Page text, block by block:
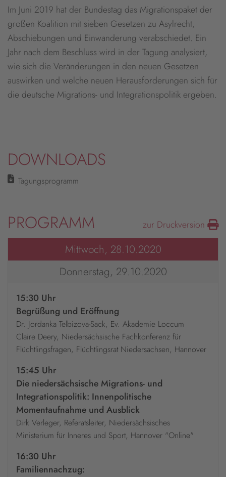
Im Juni 2019 hat der Bundestag das Migrationspaket der
großen Koalition mit sieben Gesetzen zu Asylrecht,
Abschiebungen und Einwanderung verabschiedet. Ein
Jahr nach dem Beschluss wird in der Tagung analysiert,
wie sich die Veränderungen in den neuen Gesetzen
auswirken und welche neuen Herausforderungen sich für
die deutsche Migrations- und Integrationspolitik ergeben.
DOWNLOADS
Tagungsprogramm
PROGRAMM zur Druckversion
Mittwoch, 28.10.2020
Donnerstag, 29.10.2020
15:30 Uhr
Begrüßung und Eröffnung
Dr. Jordanka Telbizova-Sack, Ev. Akademie Loccum
Claire Deery, Niedersächsische Fachkonferenz für
Flüchtlingsfragen, Flüchtlingsrat Niedersachsen, Hannover
15:45 Uhr
Die niedersächsische Migrations- und
Integrationspolitik: Innenpolitische
Momentaufnahme und Ausblick
Dirk Verleger, Referatsleiter, Niedersächsisches
Ministerium für Inneres und Sport, Hannover "Online"
16:30 Uhr
Familiennachzug: